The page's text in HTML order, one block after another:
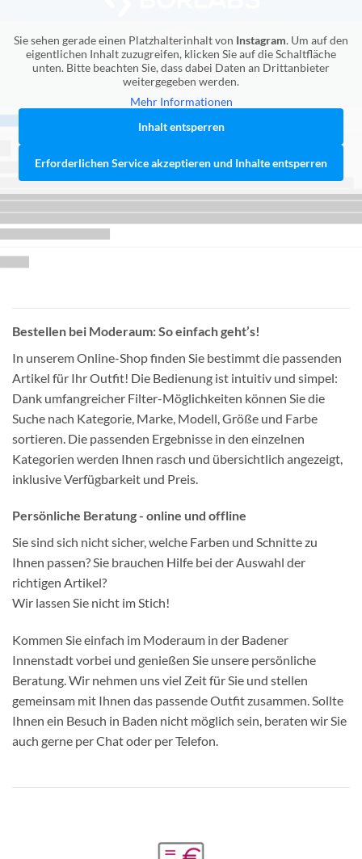
Sie sehen gerade einen Platzhalterinhalt von Instagram. Um auf den
eigentlichen Inhalt zuzugreifen, klicken Sie auf die Schaltfläche
unten. Bitte beachten Sie, dass dabei Daten an Drittanbieter
weitergegeben werden.
Mehr Informationen
Inhalt entsperren
Erforderlichen Service akzeptieren und Inhalte entsperren
Bestellen bei Moderaum: So einfach geht’s!
In unserem Online-Shop finden Sie bestimmt die passenden
Artikel für Ihr Outfit! Die Bedienung ist intuitiv und simpel:
Dank umfangreicher Filter-Möglichkeiten können Sie die
Suche nach Kategorie, Marke, Modell, Größe und Farbe
sortieren. Die passenden Ergebnisse in den einzelnen
Kategorien werden Ihnen rasch und übersichtlich angezeigt,
inklusive Verfügbarkeit und Preis.
Persönliche Beratung - online und offline
Sie sind sich nicht sicher, welche Farben und Schnitte zu
Ihnen passen? Sie brauchen Hilfe bei der Auswahl der
richtigen Artikel?
Wir lassen Sie nicht im Stich!
Kommen Sie einfach im Moderaum in der Badener
Innenstadt vorbei und genießen Sie unsere persönliche
Beratung. Wir nehmen uns viel Zeit für Sie und stellen
gemeinsam mit Ihnen das passende Outfit zusammen. Sollte
Ihnen ein Besuch in Baden nicht möglich sein, beraten wir Sie
auch gerne per Chat oder per Telefon.